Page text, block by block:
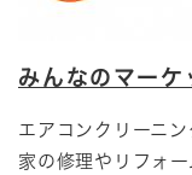
みんなのマーケ
エアコンクリーニン
家の修理やリフォ